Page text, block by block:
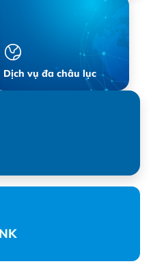
Dịch vụ đa châu lục